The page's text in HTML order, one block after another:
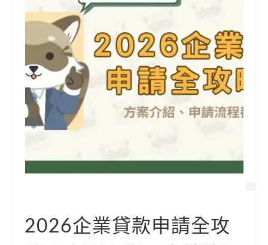
銀行貸款
其他貸款
申貸Q&A
久通專欄
時事解析
生活理財
2026企業貸款申請全攻